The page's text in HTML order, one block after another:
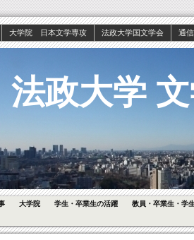
大学院 日本文学専攻 法政大学国文学会 通
法政大学
大学院 学生・卒業生の活躍
教員・卒業生・学